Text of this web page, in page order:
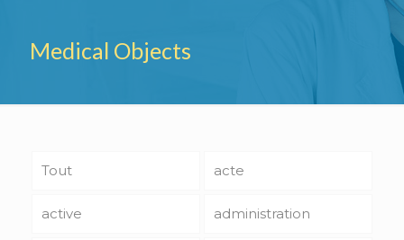
Medical Objects
Tout acte
active administration